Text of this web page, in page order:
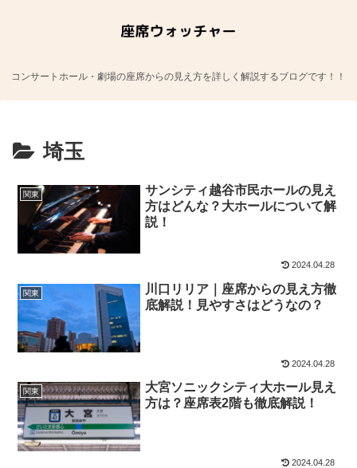
コンサートホール・劇場の座席からの見え方を詳しく解説するブログです！！
埼玉
関東
サンシティ越谷市民ホールの見え
方はどんな？大ホールについて解
説！
2024.04.28
関東
川口リリア｜座席からの見え方徹
底解説！見やすさはどうなの？
2024.04.28
関東
大宮ソニックシティ大ホール見え
方は？座席表2階も徹底解説！
2024.04.28